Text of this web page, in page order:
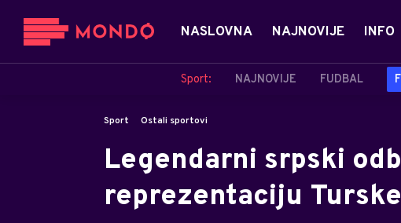
NASLOVNA NAJNOVIJE INFO
Sport: NAJNOVIJE FUDBAL
Sport Ostali sportovi
Legendarni srpski
reprezentaciju